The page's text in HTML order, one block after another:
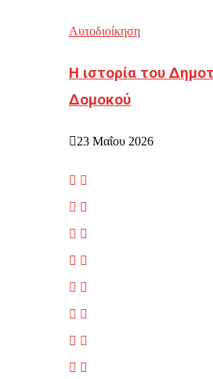
Αυτοδιοίκηση
Η ιστορία του
Δομοκού
23 Μαΐου 2026